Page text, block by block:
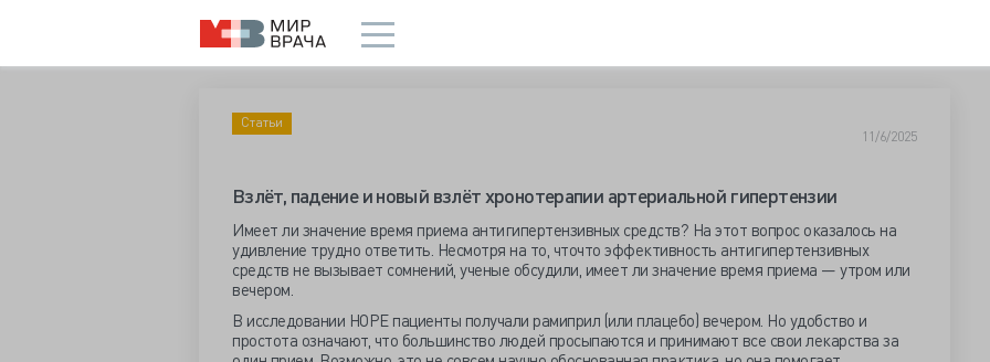
Статьи
11/6/2025
Взлёт, падение и новый взлёт хронотерапии артериальной гипертензии
Имеет ли значение время приема антигипертензивных средств? На этот вопрос оказалось на
удивление трудно ответить. Несмотря на то, чточто эффективность антигипертензивных
средств не вызывает сомнений, ученые обсудили, имеет ли значение время приема — утром или
вечером.
В исследовании HOPE пациенты получали рамиприл (или плацебо) вечером. Но удобство и
простота означают, что большинство людей просыпаются и принимают все свои лекарства за